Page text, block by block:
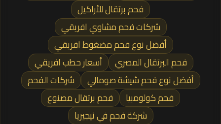
فحم برتقال للأراكيل
شركات فحم مشاوي افريقي
أفضل نوع فحم مضغوط افريقي
فحم البرتقال المصري
أسعار حطب افريقي
أفضل نوع فحم شيشة صومالي
شركات الفحم
فحم كولومبيا
فحم برتقال مصنوع
شركة فحم في نيجيريا